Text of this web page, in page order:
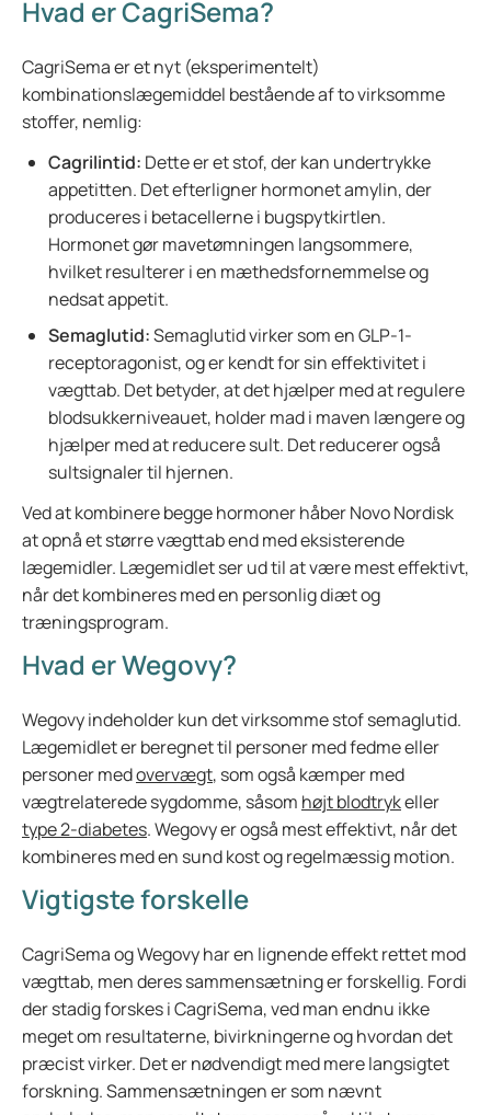
Hvad er CagriSema?
CagriSema er et nyt (eksperimentelt)
kombinationslægemiddel bestående af to virksomme
stoffer, nemlig:
Cagrilintid: Dette er et stof, der kan undertrykke
appetitten. Det efterligner hormonet amylin, der
produceres i betacellerne i bugspytkirtlen.
Hormonet gør mavetømningen langsommere,
hvilket resulterer i en mæthedsfornemmelse og
nedsat appetit.
Semaglutid:Semaglutid virker som en GLP-1-
receptoragonist, og er kendt for sin effektivitet i
vægttab. Det betyder, at det hjælper med at regulere
blodsukkerniveauet, holder mad i maven længere og
hjælper med at reducere sult. Det reducerer også
sultsignaler til hjernen.
Ved at kombinere begge hormoner håber Novo Nordisk
at opnå et større vægttab end med eksisterende
lægemidler. Lægemidlet ser ud til at være mest effektivt,
når det kombineres med en personlig diæt og
træningsprogram.
Hvad er Wegovy?
Wegovy indeholder kun det virksomme stof semaglutid.
Lægemidlet er beregnet til personer med fedme eller
personer medovervægt, som også kæmper med
vægtrelaterede sygdomme, såsom højt blodtrykeller
type 2-diabetes. Wegovy er også mest effektivt, når det
kombineres med en sund kost og regelmæssig motion.
Vigtigste forskelle
CagriSema og Wegovy har en lignende effekt rettet mod
vægttab, men deres sammensætning er forskellig. Fordi
der stadig forskes i CagriSema, ved man endnu ikke
meget om resultaterne, bivirkningerne og hvordan det
præcist virker. Det er nødvendigt med mere langsigtet
forskning. Sammensætningen er som nævnt